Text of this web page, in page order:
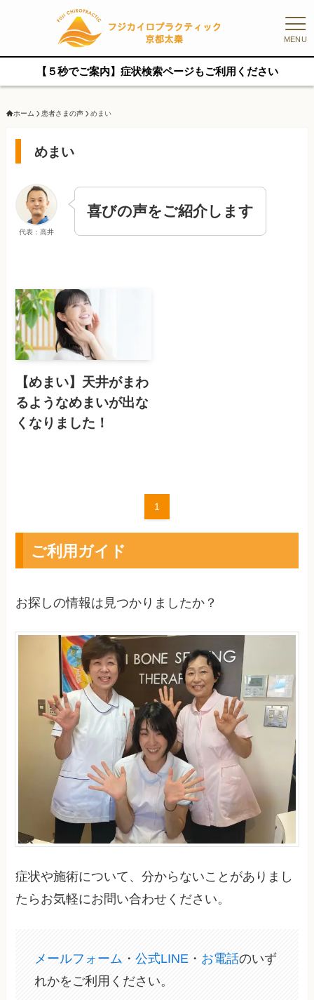
MENU
【５秒でご案内】症状検索ページもご利用ください
ホーム 患者さまの声 めまい
めまい
代表：高井
喜びの声をご紹介します
【めまい】天井がまわ
るようなめまいが出な
くなりました！
1
ご利用ガイド
お探しの情報は見つかりましたか？
症状や施術について、分からないことがありまし
たらお気軽にお問い合わせください。
メールフォーム ・公式LINE ・ お電話のいず
れかをご利用ください。